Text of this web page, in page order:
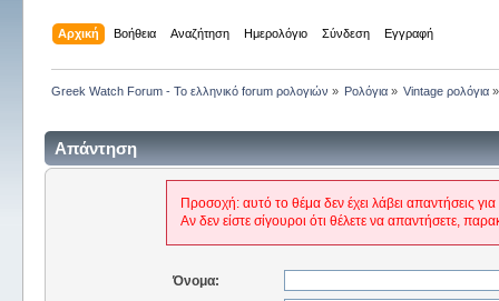
Αρχική Βοήθεια Αναζήτηση Ημερολόγιο Σύνδεση Εγγραφή
Greek Watch Forum - Το ελληνικό forum ρολογιών » Ρολόγια » Vintage ρολόγια »
Απάντηση
Προσοχή: αυτό το θέμα δεν έχει λάβει απαντήσεις
Αν δεν είστε σίγουροι ότι θέλετε να απαντήσετε,
Όνομα: